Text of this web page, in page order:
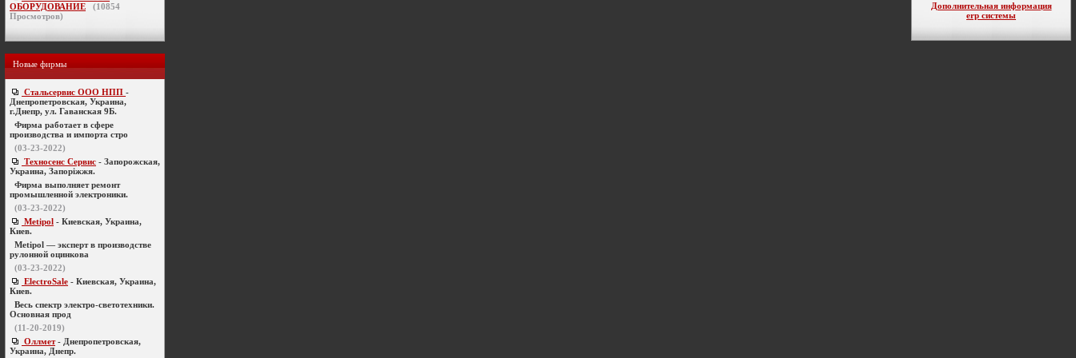
ОБОРУДОВАНИЕ
(10854
Просмотров)
Новые фирмы
Стальсервис ООО НПП -
Днепропетровская, Украина,
г.Днепр, ул. Гаванская 9Б.
Фирма работает в сфере
производства и импорта стро
(03-23-2022)
Техносенс Сервис - Запорожская,
Украина, Запоріжжя.
Фирма выполняет ремонт
промышленной электроники.
(03-23-2022)
Metipol - Киевская, Украина,
Киев.
Metipol — эксперт в производстве
рулонной оцинкова
(03-23-2022)
ElectroSale - Киевская, Украина,
Киев.
Весь спектр электро-светотехники.
Основная прод
(11-20-2019)
Оллмет- Днепропетровская,
Украина, Днепр.
Дополнительная информация
erp системы